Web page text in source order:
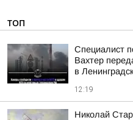
ТОП
Специалист
Вахтер
в
12:19
Николай